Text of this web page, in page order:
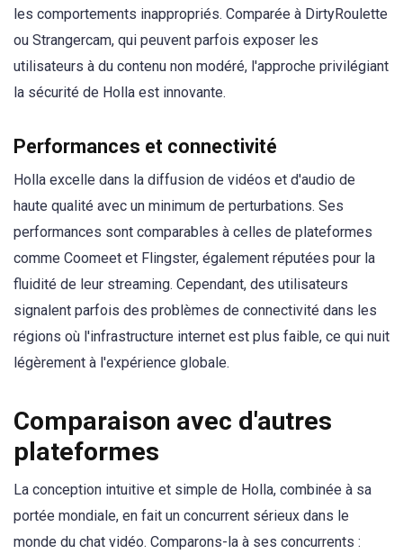
les comportements inappropriés. Comparée à DirtyRoulette
ou Strangercam, qui peuvent parfois exposer les
utilisateurs à du contenu non modéré, l'approche privilégiant
la sécurité de Holla est innovante.
Performances et connectivité
Holla excelle dans la diffusion de vidéos et d'audio de
haute qualité avec un minimum de perturbations. Ses
performances sont comparables à celles de plateformes
comme Coomeet et Flingster, également réputées pour la
fluidité de leur streaming. Cependant, des utilisateurs
signalent parfois des problèmes de connectivité dans les
régions où l'infrastructure internet est plus faible, ce qui nuit
légèrement à l'expérience globale.
Comparaison avec d'autres
plateformes
La conception intuitive et simple de Holla, combinée à sa
portée mondiale, en fait un concurrent sérieux dans le
monde du chat vidéo. Comparons-la à ses concurrents :